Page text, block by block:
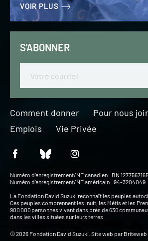
VOIR PLUS
S'ABONNER
Comment donner Pour nous
Emplois
Vie Privée
Numéro d’enregistrement/NE canadien : BN
Numéro d’enregistrement/NE américain : 94-3204049
La Fondation David Suzuki reconnaît les peuples
Ces peuples comprennent les Inuit, les Métis et les
900 000 personnes vivant dans près de 630
dans les villes situées sur leurs terres.
© 2026 Fondation David Suzuki. Site web par Briteweb